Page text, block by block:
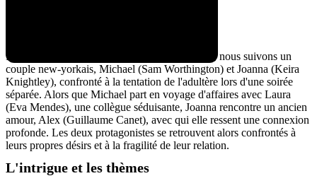
Dans "Last Night", réalisé par Massy Tadjedin, nous suivons un
couple new-yorkais, Michael (Sam Worthington) et Joanna (Keira
Knightley), confronté à la tentation de l'adultère lors d'une soirée
séparée. Alors que Michael part en voyage d'affaires avec Laura
(Eva Mendes), une collègue séduisante, Joanna rencontre un ancien
amour, Alex (Guillaume Canet), avec qui elle ressent une connexion
profonde. Les deux protagonistes se retrouvent alors confrontés à
leurs propres désirs et à la fragilité de leur relation.
L'intrigue et les thèmes